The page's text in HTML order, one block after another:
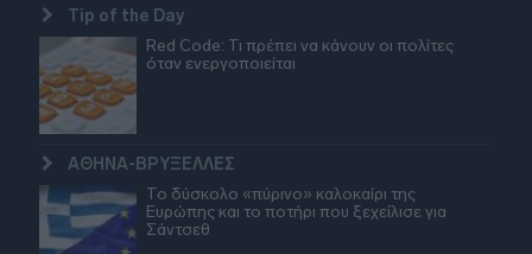
Tip of the Day
Red Code: Τι πρέπει να κάνουν οι πολίτες
όταν ενεργοποιείται
ΑΘΗΝΑ-ΒΡΥΞΕΛΛΕΣ
Το δύσκολο «πύρινο» καλοκαίρι της
Ευρώπης και το ποτήρι που ξεχείλισε για
Σάντσεθ